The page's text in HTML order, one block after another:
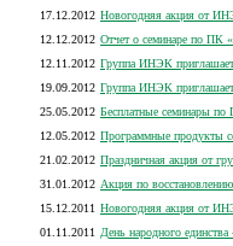
17.12.2012 Новогодняя акция от
12.12.2012 Отчет о семинаре по ПК
12.11.2012 Группа ИНЭК приглашает
19.09.2012 Группа ИНЭК приглашает
25.05.2012 Бесплатные семинары по
12.05.2012 Программные продукты
21.02.2012 Праздничная акция от
31.01.2012 Акция по
15.12.2011 Новогодняя акция от
01.11.2011
День народного